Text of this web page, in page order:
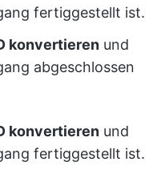
fertiggestellt ist.
konvertieren und
abgeschlossen
konvertieren und
fertiggestellt ist.